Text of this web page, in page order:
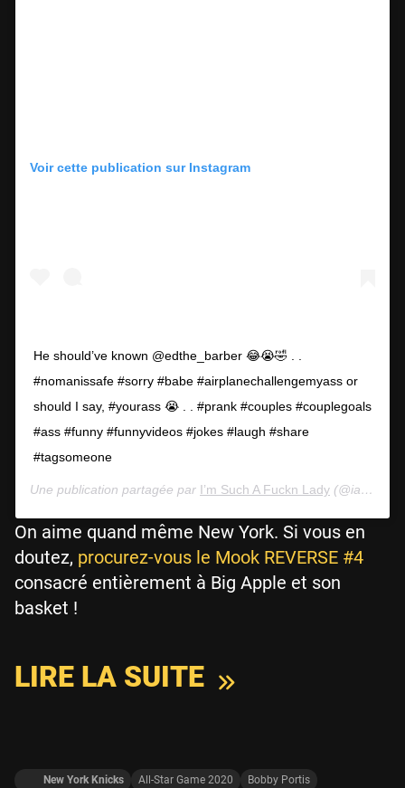
Voir cette publication sur Instagram
He should’ve known @edthe_barber 😂😭🤣 . .
#nomanissafe #sorry #babe #airplanechallengemyass or
should I say, #yourass 😭 . . #prank #couples #couplegoals
#ass #funny #funnyvideos #jokes #laugh #share
#tagsomeone
Une publication partagée par I’m Such A Fuckn Lady (@iamaleidy) le
On aime quand même New York. Si vous en
doutez, procurez-vous le Mook REVERSE #4
consacré entièrement à Big Apple et son
basket !
LIRE LA SUITE
New York Knicks All-Star Game 2020
Bobby Portis